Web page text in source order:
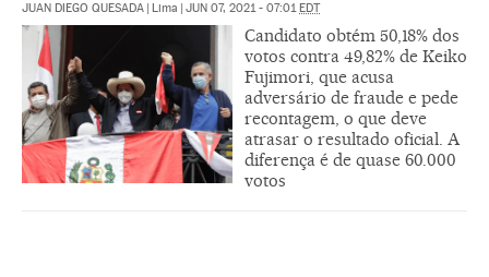
JUAN DIEGO QUESADA | Lima | JUN 07, 2021 - 07:01EDT
Candidato obtém 50,18% dos
votos contra 49,82% de Keiko
Fujimori, que acusa
adversário de fraude e pede
recontagem, o que deve
atrasar o resultado oficial. A
diferença é de quase 60.000
votos